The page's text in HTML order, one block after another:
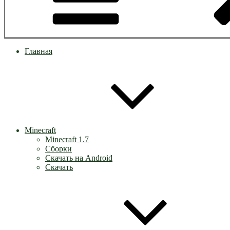
Главная
Minecraft
Minecraft 1.7
Сборки
Скачать на Android
Скачать